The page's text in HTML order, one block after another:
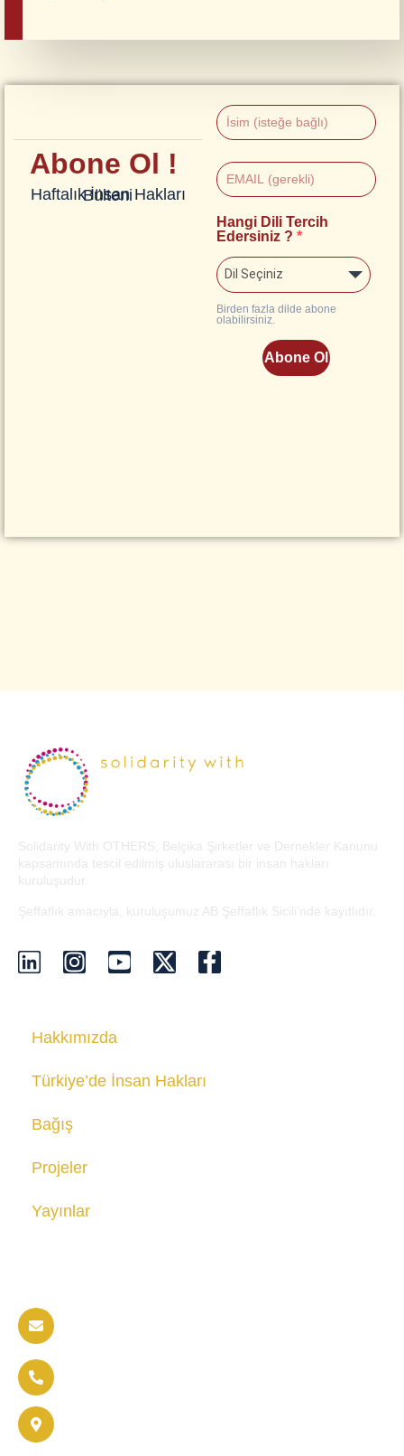
Abone Ol !
Haftalık İnsan Hakları Bülteni
Hangi Dili Tercih
Edersiniz ?
Dil Seçiniz
Birden fazla dilde abone
olabilirsiniz.
Abone Ol
Solidarity With OTHERS, Belçika Şirketler ve Dernekler Kanunu
kapsamında tescil edilmiş uluslararası bir insan hakları
kuruluşudur.
Şeffaflık amacıyla, kuruluşumuz AB Şeffaflık Sicili’nde kayıtlıdır.
Hakkımızda
Türkiye’de İnsan Hakları
Bağış
Projeler
Yayınlar